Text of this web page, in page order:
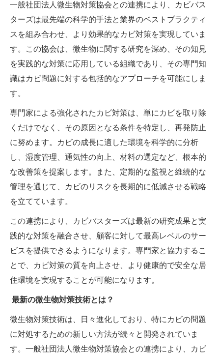
一般社団法人微生物対策協会との連携により、カビバス
ターズは最先端の科学的手法と業界のベストプラクティ
スを組み合わせ、より効果的なカビ対策を実現していま
す。この協会は、微生物に関する研究を深め、その知見
を実践的な対策に応用している組織であり、その専門知
識はカビ問題に対する包括的なアプローチを可能にしま
す。
専門家による強化されたカビ対策は、単にカビを取り除
くだけでなく、その原因となる条件を特定し、再発防止
に努めます。カビの成長に適した環境を科学的に分析
し、湿度管理、通気性の向上、材料の選定など、根本的
な改善策を提案します。また、定期的な監視と維続的な
管理を通じて、カビのリスクを長期的に低減させる戦略
を立てています。
この連携により、カビバスターズは最新の研究成果と実
践的な対策を融合させ、顧客に対して最高レベルのサー
ビスを提供できるようになります。専門家と協力するこ
とで、カビ対策の質を向上させ、より健康的で安全な居
住環境を実現することが可能になります。
最新の微生物対策技術とは？
微生物対策技術は、日々進化しており、特にカビの問題
に対処するための新しい方法が続々と開発されていま
す。一般社団法人微生物対策協会との連携により、カビ